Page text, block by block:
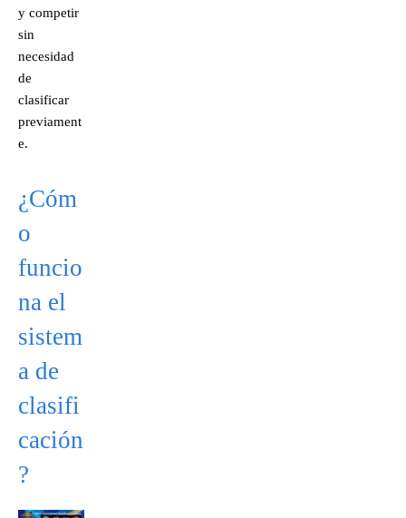
y competir
sin
necesidad
de
clasificar
previament
e.
¿Cóm
o
funcio
na el
sistem
a de
clasifi
cación
?